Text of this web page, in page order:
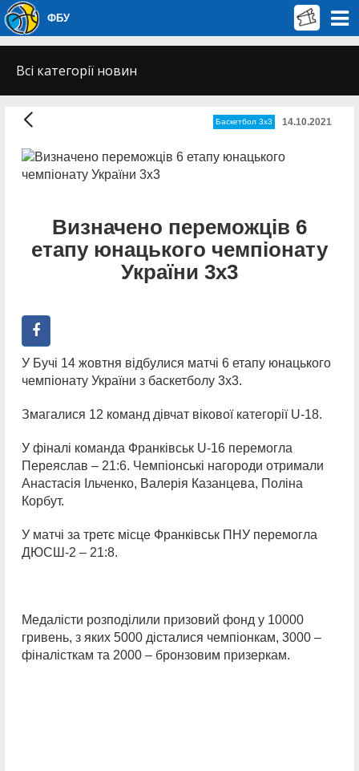
ФБУ
Всі категорії новин
Баскетбол 3х3 14.10.2021
Визначено переможців 6
етапу юнацького чемпіонату
України 3х3
У Бучі 14 жовтня відбулися матчі 6 етапу юнацького
чемпіонату України з баскетболу 3х3.
Змагалися 12 команд дівчат вікової категорії U-18.
У фіналі команда Франківськ U-16 перемогла
Переяслав – 21:6. Чемпіонські нагороди отримали
Анастасія Ільченко, Валерія Казанцева, Поліна
Корбут.
У матчі за третє місце Франківськ ПНУ перемогла
ДЮСШ-2 – 21:8.
Медалісти розподілили призовий фонд у 10000
гривень, з яких 5000 дісталися чемпіонкам, 3000 –
фіналісткам та 2000 – бронзовим призеркам.